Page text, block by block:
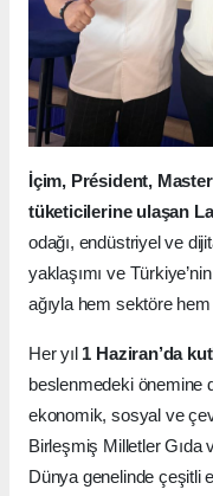
İçim, Président,
tüketicilerine ulaşan
odağı, endüstriyel ve
yaklaşımı ve
ağıyla hem sektöre
Her yıl 1 Haziran’da
beslenmedeki önemine
ekonomik, sosyal ve
Birleşmiş Milletler Gıda
Dünya genelinde çeşitli